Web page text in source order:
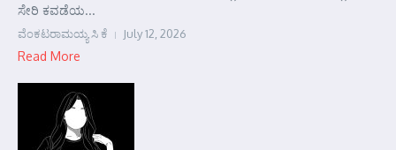
ಸೇರಿ ಕವಡೆಯ...
ವೆಂಕಟರಾಮಯ್ಯ ಸಿ ಕೆ July 12, 2026
Read More